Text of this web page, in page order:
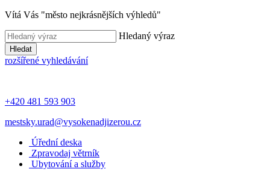
Vítá Vás "město nejkrásnějších výhledů"
Hledaný výraz
Hledat
rozšířené vyhledávání
+420 481 593 903
mestsky.urad@vysokenadjizerou.cz
Úřední deska
Zpravodaj větrník
Ubytování a služby